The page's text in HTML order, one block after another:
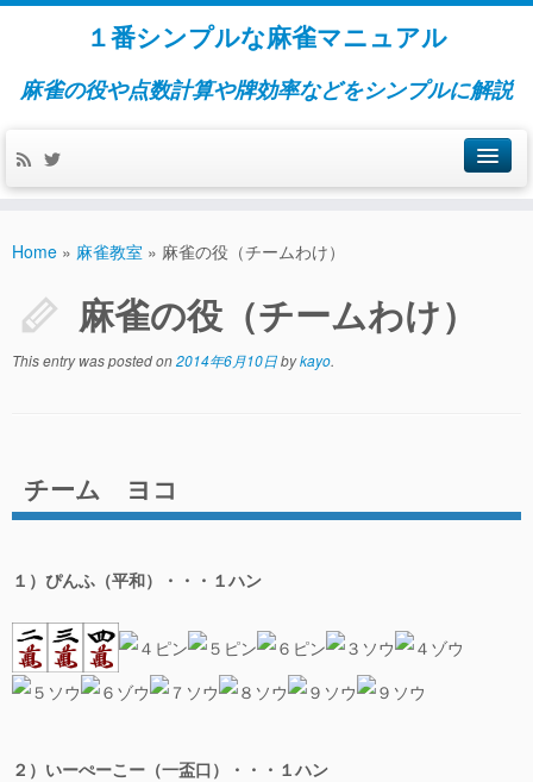
１番シンプルな麻雀マニュアル
麻雀の役や点数計算や牌効率などをシンプルに解説
麻雀牌の種類と呼び方
ポン・チー・カン
ドラ
平和を覚える
麻雀の役（チームわけ）
フリテン
点数計算
Home » 麻雀教室 » 麻雀の役（チームわけ）
麻雀の役（チームわけ）
This entry was posted on2014年6月10日bykayo.
チーム ヨコ
１）ぴんふ（平和）・・・１ハン
２）いーぺーこー（一盃口）・・・１ハン